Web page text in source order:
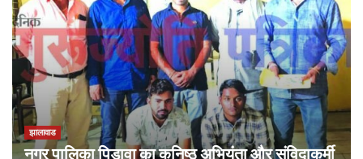
झालावाड
नगर पालिका पिड़ावा का कनिष्ठ अभियंता और संविदाकर्मी